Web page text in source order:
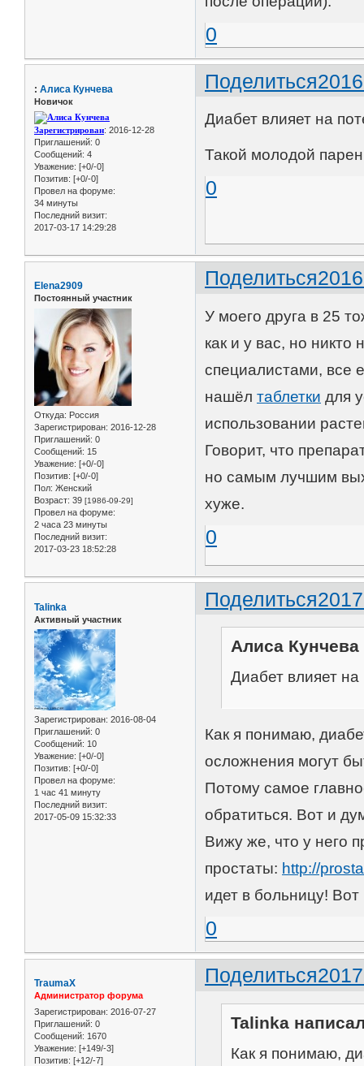
0
Поделиться
: Алиса Кунчева
Новичок
Зарегистрирован: 2016-12-28
Приглашений: 0
Сообщений: 4
Уважение: [+0/-0]
Позитив: [+0/-0]
Провел на форуме:
34 минуты
Последний визит:
2017-03-17 14:29:28
Диабет влияет на
Такой молодой
0
Поделиться
Elena2909
Постоянный участник
Откуда: Россия
Зарегистрирован: 2016-12-28
Приглашений: 0
Сообщений: 15
Уважение: [+0/-0]
Позитив: [+0/-0]
Пол: Женский
Возраст: 39 [1986-09-29]
Провел на форуме:
2 часа 23 минуты
Последний визит:
2017-03-23 18:52:28
У моего друга в 25
как и у вас, но никто
специалистами, все
нашёлтаблетки для
использовании
Говорит, что
но самым лучшим
хуже.
0
Поделиться
Talinka
Активный участник
Зарегистрирован: 2016-08-04
Приглашений: 0
Сообщений: 10
Уважение: [+0/-0]
Позитив: [+0/-0]
Провел на форуме:
1 час 41 минуту
Последний визит:
2017-05-09 15:32:33
Алиса
Диабет влияет
Как я понимаю,
осложнения могут
Потому самое
обратиться. Вот и
Вижу же, что у него
простаты: http://
идет в больницу! Вот
0
Поделиться
TraumaX
Администратор форума
Зарегистрирован: 2016-07-27
Приглашений: 0
Сообщений: 1670
Уважение: [+149/-3]
Позитив: [+12/-7]
Talinka
Как я понимаю,